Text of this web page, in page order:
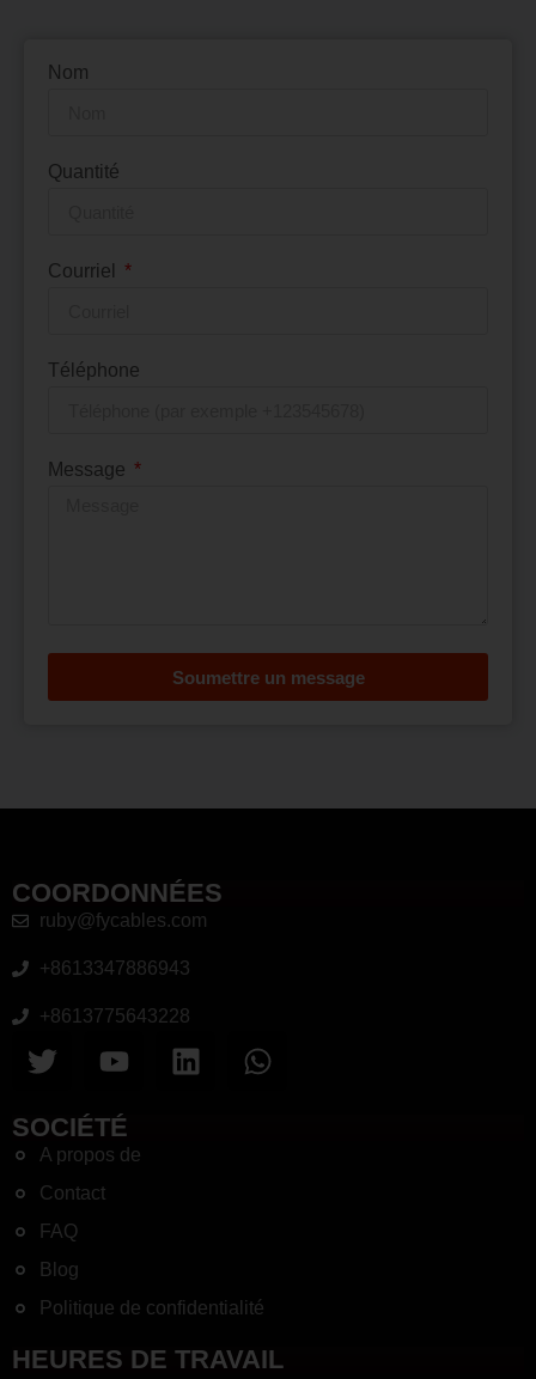
Nom
Quantité
Courriel
Téléphone
Message
Soumettre un message
COORDONNÉES
ruby@fycables.com
+8613347886943
+8613775643228
SOCIÉTÉ
A propos de
Contact
FAQ
Blog
Politique de confidentialité
HEURES DE TRAVAIL